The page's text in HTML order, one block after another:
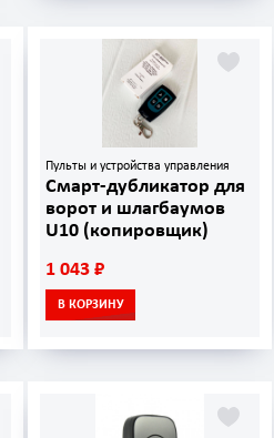
Пульты и устройства управления
Смарт-дубликатор для
ворот и шлагбаумов
U10 (копировщик)
1 043 ₽
В КОРЗИНУ